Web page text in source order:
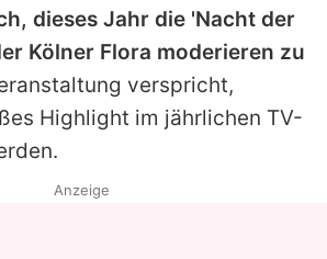
dieses Jahr die 'Nacht der
Kölner Flora moderieren zu
verspricht,
Highlight im jährlichen TV-
Anzeige